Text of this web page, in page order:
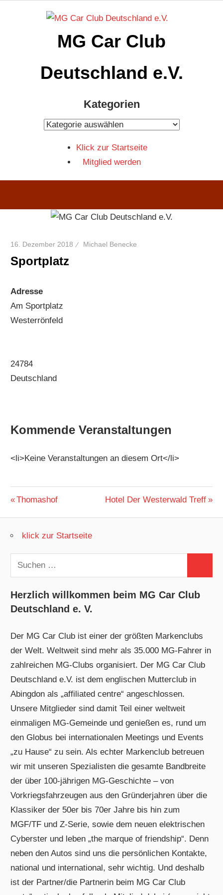
MG Car Club
Deutschland e.V.
Kategorien
Kategorien
Klick zur Startseite
Mitglied werden
16. Dezember 2018 Michael Benecke
Sportplatz
Adresse
Am Sportplatz
Westerrönfeld
24784
Deutschland
Kommende Veranstaltungen
<li>Keine Veranstaltungen an diesem Ort</li>
Beitragsnavigation
Vorheriger
Thomashof
Nächster
Hotel Der Westerwald Treff
klick zur Startseite
Suchen
nach:
Herzlich willkommen beim MG Car Club
Deutschland e. V.
Der MG Car Club ist einer der größten Markenclubs
der Welt. Weltweit sind mehr als 35.000 MG-Fahrer in
zahlreichen MG-Clubs organisiert. Der MG Car Club
Deutschland e.V. ist dem englischen Mutterclub in
Abingdon als „affiliated centre“ angeschlossen.
Unsere Mitglieder sind damit Teil einer weltweit
einmaligen MG-Gemeinde und genießen es, rund um
den Globus bei internationalen Meetings und Events
„zu Hause“ zu sein. Als echter Markenclub betreuen
wir mit unseren Spezialisten die gesamte Bandbreite
der über 100-jährigen MG-Geschichte – von
Vorkriegsfahrzeugen aus den Gründerjahren über die
Klassiker der 50er bis 70er Jahre bis hin zum
MGF/TF und Z-Serie, sowie dem neuen elektrischen
Cyberster und leben „the marque of friendship“. Denn
neben den Autos sind uns die persönlichen Kontakte,
national und international, sehr wichtig. Und deshalb
ist der Partner/die Partnerin beim MG Car Club